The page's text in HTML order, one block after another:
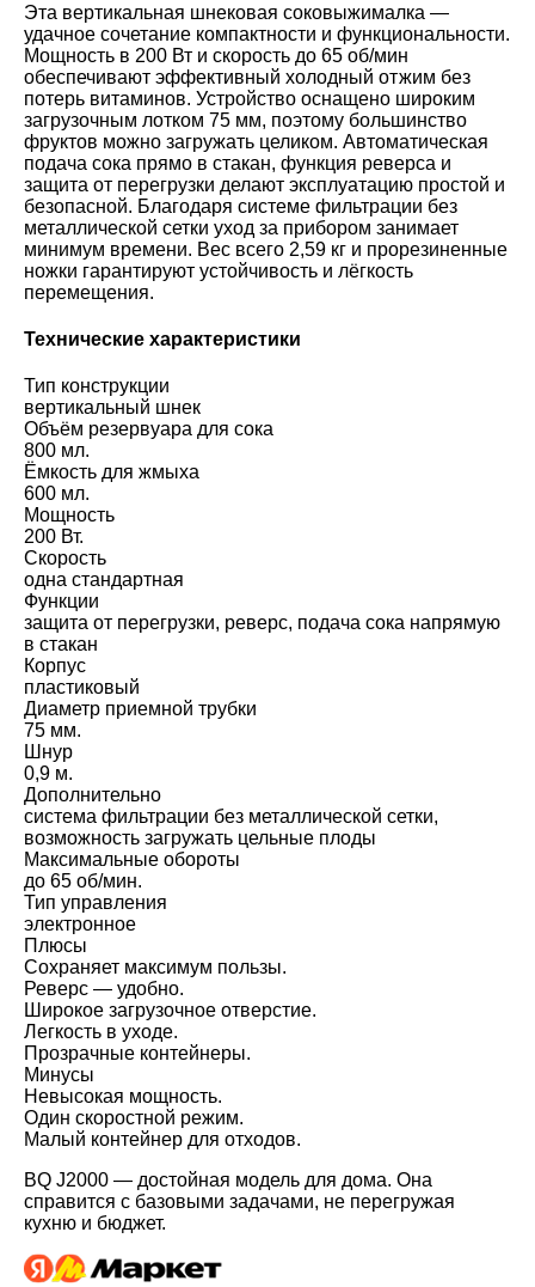
Эта вертикальная шнековая соковыжималка —
удачное сочетание компактности и функциональности.
Мощность в 200 Вт и скорость до 65 об/мин
обеспечивают эффективный холодный отжим без
потерь витаминов. Устройство оснащено широким
загрузочным лотком 75 мм, поэтому большинство
фруктов можно загружать целиком. Автоматическая
подача сока прямо в стакан, функция реверса и
защита от перегрузки делают эксплуатацию простой и
безопасной. Благодаря системе фильтрации без
металлической сетки уход за прибором занимает
минимум времени. Вес всего 2,59 кг и прорезиненные
ножки гарантируют устойчивость и лёгкость
перемещения.
Технические характеристики
Тип конструкции
вертикальный шнек
Объём резервуара для сока
800 мл.
Ёмкость для жмыха
600 мл.
Мощность
200 Вт.
Скорость
одна стандартная
Функции
защита от перегрузки, реверс, подача сока напрямую
в стакан
Корпус
пластиковый
Диаметр приемной трубки
75 мм.
Шнур
0,9 м.
Дополнительно
система фильтрации без металлической сетки,
возможность загружать цельные плоды
Максимальные обороты
до 65 об/мин.
Тип управления
электронное
Плюсы
Сохраняет максимум пользы.
Реверс — удобно.
Широкое загрузочное отверстие.
Легкость в уходе.
Прозрачные контейнеры.
Минусы
Невысокая мощность.
Один скоростной режим.
Малый контейнер для отходов.
BQ J2000 — достойная модель для дома. Она
справится с базовыми задачами, не перегружая
кухню и бюджет.